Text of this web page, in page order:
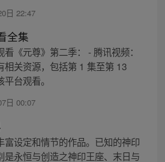
日 22:47
全集
《元尊》第二季： - 腾讯视频：
相关资源，包括第 1 集至第 13
台观看。
日 00:07
富设定和情节的作品。已知的神印
是永恒与创造之神印王座、末日与